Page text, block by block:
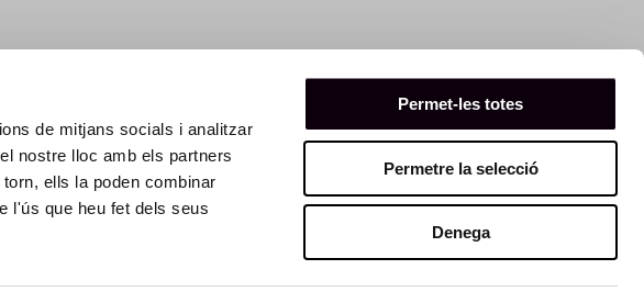
de mitjans socials i analitzar
nostre lloc amb els partners
ells la poden combinar
l'ús que heu fet dels seus
Permet-les totes
Permetre la selecció
Denega